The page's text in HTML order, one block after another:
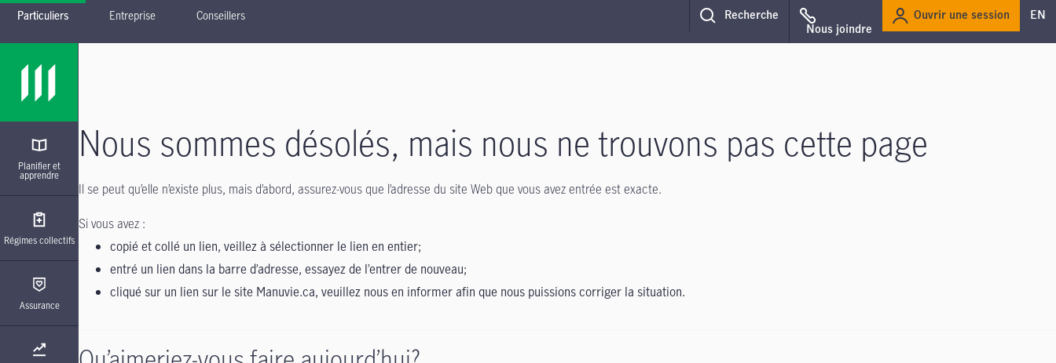
Passer à la navigation principale
Passer au contenu principal
Passer au pied de page
Particuliers Entreprise Conseillers
Recherche
Nous joindre
Ouvrir une session EN
Planifier et
apprendre
Régimes collectifs
Assurance
Nous sommes désolés, mais nous ne trouvons pas cette page
Il se peut qu’elle n’existe plus, mais d’abord, assurez-vous que l’adresse du site Web que vous avez entrée est exacte.
Si vous avez :
copié et collé un lien, veillez à sélectionner le lien en entier;
entré un lien dans la barre d’adresse, essayez de l’entrer de nouveau;
cliqué sur un lien sur le site Manuvie.ca, veuillez nous en informer afin que nous puissions corriger la situation.